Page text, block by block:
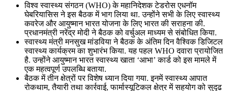
विश्‍व स्‍वास्‍थ्‍य संगठन (WHO) के महानिदेशक टेडरोस एधनॉम
घेबरियासिस ने इस बैठक में भाग लिया था. उन्होंने सभी के लिए स्‍वास्‍थ्‍य
कवरेज और आयुष्मान भारत योजना के लिए भारत की सराहना की.
प्रधानमंत्री नरेंद्र मोदी ने बैठक को वर्चुअल माध्‍यम से संबोधित किया.
स्‍वास्‍थ्‍य मंत्री मनसुख मांडविया ने बैठक के अंतिम दिन वैश्विक डिजिटल
स्वास्थ्य कार्यक्रम का शुभारंभ किया. यह पहल WHO दवारा प्रायोजित
है. उन्होंने आयुष्मान भारत स्वास्थ्य खाता ‘आभा’ कार्ड को इस मामले में
एक महत्वपूर्ण उपलब्धि बताया.
बैठक में तीन क्षेत्रों पर विशेष ध्यान दिया गया. इनमें स्‍वास्‍थ्‍य आपात
रोकथाम, तैयारी तथा कार्रवाई, फार्मास्‍यूटिकल क्षेत्र में सहयोग को सुदृढ